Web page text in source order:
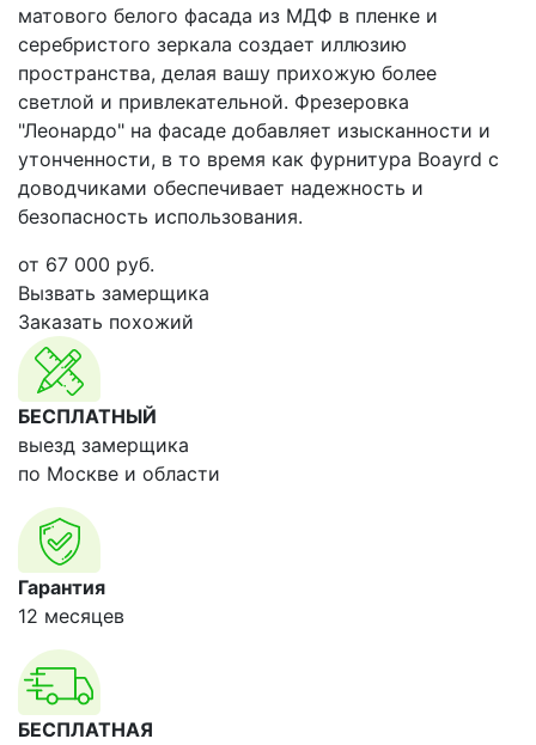
матового белого фасада из МДФ в пленке и
серебристого зеркала создает иллюзию
пространства, делая вашу прихожую более
светлой и привлекательной. Фрезеровка
"Леонардо" на фасаде добавляет изысканности и
утонченности, в то время как фурнитура Boayrd с
доводчиками обеспечивает надежность и
безопасность использования.
от 67 000 руб.
Вызвать замерщика
Заказать похожий
БЕСПЛАТНЫЙ
выезд замерщика
по Москве и области
Гарантия
12 месяцев
БЕСПЛАТНАЯ